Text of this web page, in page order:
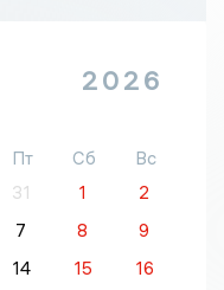
2026
Пт Сб
Вс
31 1
2
7 8
9
14 15
16